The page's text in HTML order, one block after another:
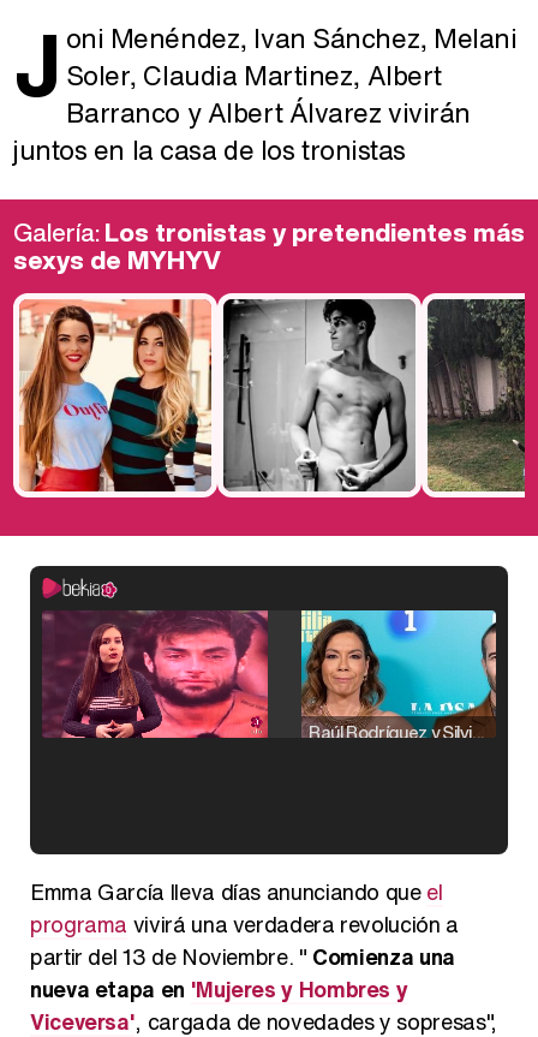
J oni Menéndez, Ivan Sánchez, Melani
Soler, Claudia Martinez, Albert
Barranco y Albert Álvarez vivirán
juntos en la casa de los tronistas
Galería:Los tronistas y pretendientes más
sexys de MYHYV
Raúl Rodríguez y Silvia Taulés nos cuentan su papel en 'La familia de la tele'
Emma García lleva días anunciando queel
programa vivirá una verdadera revolución a
partir del 13 de Noviembre. " Comienza una
nueva etapa en 'Mujeres y Hombres y
Viceversa', cargada de novedades y sopresas",